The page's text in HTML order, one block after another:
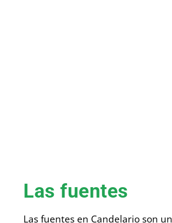
Las fuentes
Las fuentes en Candelario son